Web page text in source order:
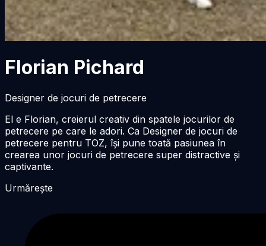
Florian Pichard
Designer de jocuri de petrecere
El e Florian, creierul creativ din spatele jocurilor de
petrecere pe care le adori. Ca Designer de jocuri de
petrecere pentru TOZ, își pune toată pasiunea în
crearea unor jocuri de petrecere super distractive și
captivante.
Urmărește